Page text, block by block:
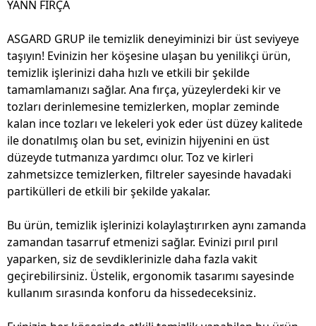
YANN FIRÇA
ASGARD GRUP ile temizlik deneyiminizi bir üst seviyeye
taşıyın! Evinizin her köşesine ulaşan bu yenilikçi ürün,
temizlik işlerinizi daha hızlı ve etkili bir şekilde
tamamlamanızı sağlar. Ana fırça, yüzeylerdeki kir ve
tozları derinlemesine temizlerken, moplar zeminde
kalan ince tozları ve lekeleri yok eder üst düzey kalitede
ile donatılmış olan bu set, evinizin hijyenini en üst
düzeyde tutmanıza yardımcı olur. Toz ve kirleri
zahmetsizce temizlerken, filtreler sayesinde havadaki
partikülleri de etkili bir şekilde yakalar.
Bu ürün, temizlik işlerinizi kolaylaştırırken aynı zamanda
zamandan tasarruf etmenizi sağlar. Evinizi pırıl pırıl
yaparken, siz de sevdiklerinizle daha fazla vakit
geçirebilirsiniz. Üstelik, ergonomik tasarımı sayesinde
kullanım sırasında konforu da hissedeceksiniz.